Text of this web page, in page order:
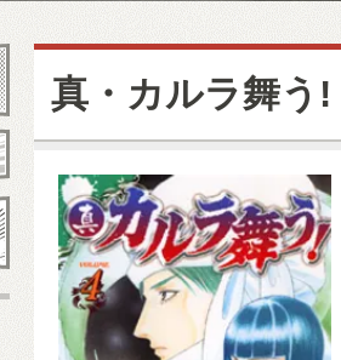
真・カルラ舞う!